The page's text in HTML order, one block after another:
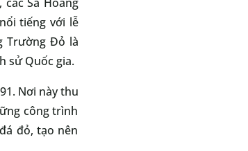
tiếng với lễ
Trường Đỏ là
sử Quốc gia.
Nơi này thu
công trình
đỏ, tạo nên